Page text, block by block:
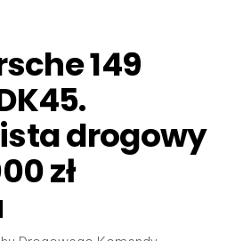
149
drogowy
zł